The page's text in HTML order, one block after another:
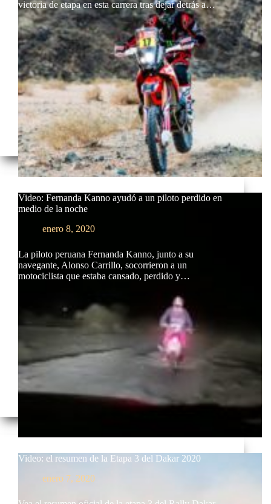
victoria de etapa en esta carrera tras dejar detrás a…
Video: Fernanda Kanno ayudó a un piloto perdido en
medio de la noche
enero 8, 2020
La piloto peruana Fernanda Kanno, junto a su
navegante, Alonso Carrillo, socorrieron a un
motociclista que estaba cansado, perdido y…
Video: el resumen de la Etapa 3 del Dakar 2020
enero 7, 2020